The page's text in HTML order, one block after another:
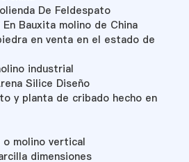
De Feldespato
Bauxita molino de China
en venta en el estado de
industrial
Silice Diseño
y planta de cribado hecho en
molino vertical
dimensiones